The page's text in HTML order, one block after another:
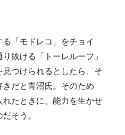
「モドレコ」をチョイ
抜ける「トーレルーフ」
つけられるとしたら、そ
だと青沼氏。そのため
れたときに、能力を生かせ
そう。